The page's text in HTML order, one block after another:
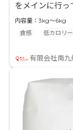
をメインに行っ
着手し、えのき
す。 長期保存
種類のサイズを
内容量：3kg～6kg
食感
低カロリー
有限会社南九